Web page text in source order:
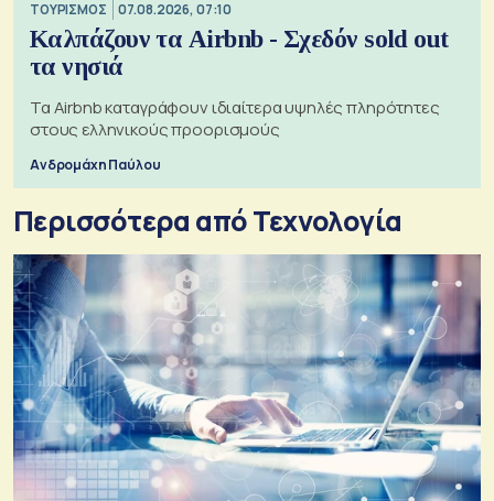
ΤΟΥΡΙΣΜΟΣ 07.08.2026, 07:10
Καλπάζουν τα Airbnb - Σχεδόν sold out
τα νησιά
Τα Airbnb καταγράφουν ιδιαίτερα υψηλές πληρότητες
στους ελληνικούς προορισμούς
Ανδρομάχη Παύλου
Περισσότερα από Τεχνολογία